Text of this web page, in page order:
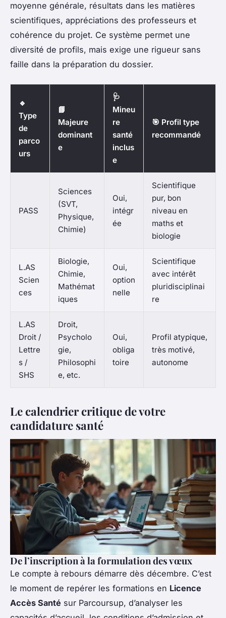
moyenne générale, résultats dans les matières
scientifiques, appréciations des professeurs et
cohérence du projet. Ce système permet une
diversité de profils, mais exige une rigueur sans
faille dans la préparation du dossier.
🔹
Type
de
parco
urs
📘
Majeure
dominant
e
🩺
Mineu
re
santé
inclus
e
🎯 Profil type
recommandé
PASS
Sciences
(SVT,
Physique,
Chimie)
Oui,
intégr
ée
Scientifique
pur, bon
niveau en
maths et
biologie
L.AS
Scien
ces
Biologie,
Chimie,
Mathémat
iques
Oui,
option
nelle
Scientifique
avec intérêt
pluridisciplinai
re
L.AS
Droit /
Lettre
s /
SHS
Droit,
Psycholo
gie,
Philosophi
e, etc.
Oui,
obliga
toire
Profil atypique,
très motivé,
autonome
Le calendrier critique de votre
candidature santé
De l’inscription à la formulation des vœux
Le compte à rebours démarre dès décembre. C’est
le moment de repérer les formations en Licence
Accès Santé sur Parcoursup, d’analyser les